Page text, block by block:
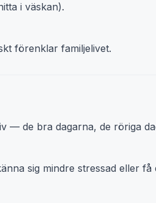
i väskan).
förenklar familjelivet.
— de bra dagarna, de röriga
sig mindre stressad eller